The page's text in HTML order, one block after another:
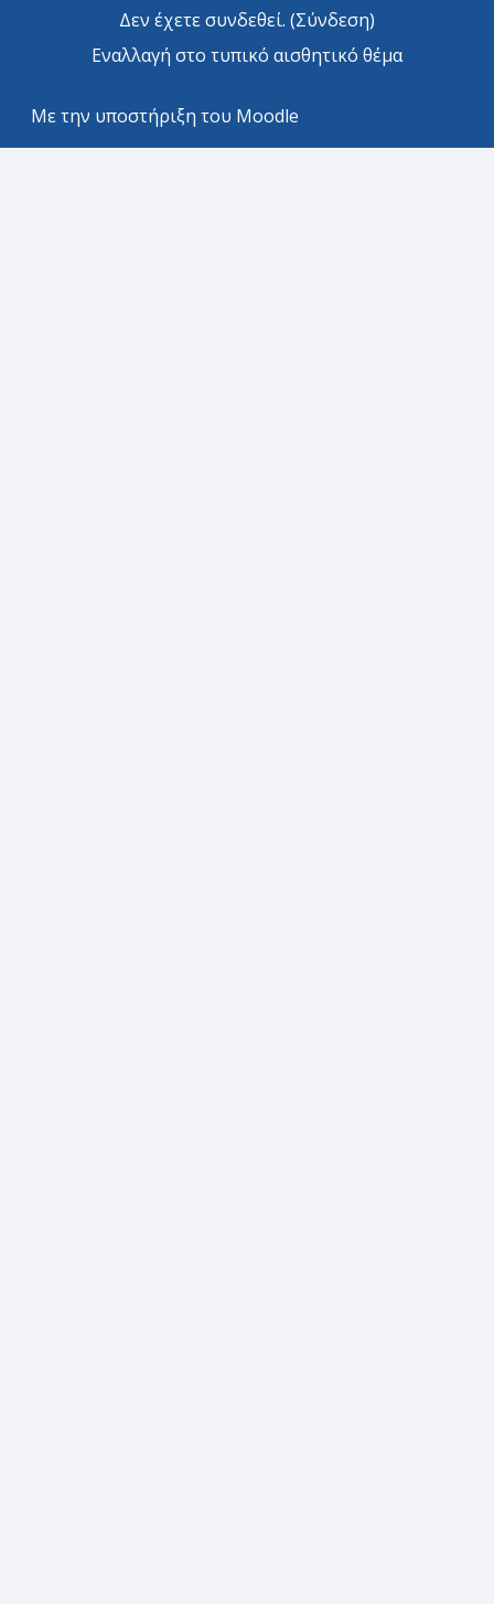
Δεν έχετε συνδεθεί. (Σύνδεση)
Εναλλαγή στο τυπικό αισθητικό θέμα
Με την υποστήριξη του Moodle